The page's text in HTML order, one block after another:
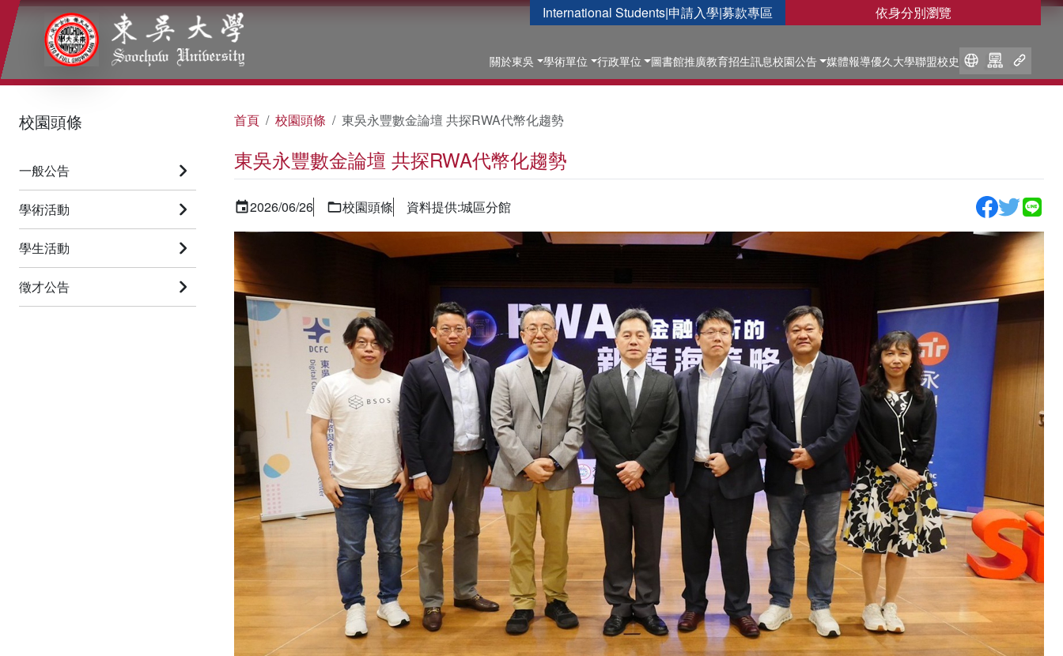
International Students|申請入學|募款專區 依身分別瀏覽
關於東吳 學術單位 行政單位 圖書館推廣教育招生訊息校園公告 媒體報導優久大學聯盟校史
:::
校園頭條
一般公告
學術活動
學生活動
徵才公告
首頁 校園頭條 東吳永豐數金論壇 共探RWA代幣化趨勢
東吳永豐數金論壇 共探RWA代幣化趨勢
2026/06/26 校園頭條 資料提供:城區分館